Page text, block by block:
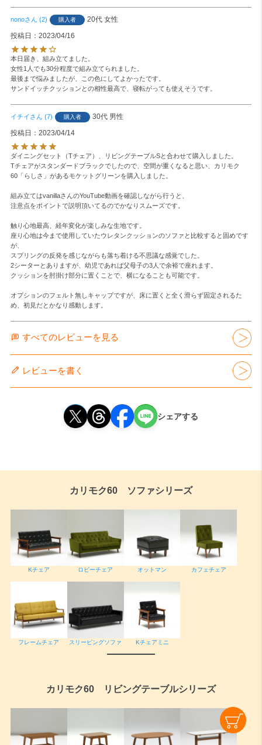
nono 2 購入者 20代 女性
投稿日
2023/04/16
本日届き、組み立てました。
女性1人でも30分程度で組み立てられました。
最後まで悩みましたが、この色にしてよかったです。
イチイ 7 購入者 30代 男性
投稿日
2023/04/14
ダイニングセット（Tチェア）、リビングテーブルSと合わせて購入しました。
Tチェアがスタンダードブラックでしたので、空間が重くなると思い、カリモク
60「らしさ」があるモケットグリーンを購入しました。
組み立てはvanillaさんのYouTube動画を確認しながら行うと、
注意点をポイントで説明頂いてるのでかなりスムーズです。
触り心地最高、経年変化が楽しみな生地です。
座り心地は今まで使用していたウレタンクッションのソファと比較すると固めです
が、
スプリングの反発を感じながらも落ち着ける不思議な感覚でした。
2シーターとありますが、幼児であれば父母子の3人で余裕で座れます。
クッションを肘掛け部分に置くことで、横になることも可能です。
オプションのフェルト無しキャップですが、床に置くと全く滑らず固定されるた
め、初見だとかなり感動します。
すべてのレビューを見る
レビューを書く
シェアする
カリモク60 ソファシリーズ
Kチェア ロビーチェア オットマン カフェチェア
フレームチェア スリーピングソファ Kチェアミニ
カリモク60 リビングテーブルシリーズ